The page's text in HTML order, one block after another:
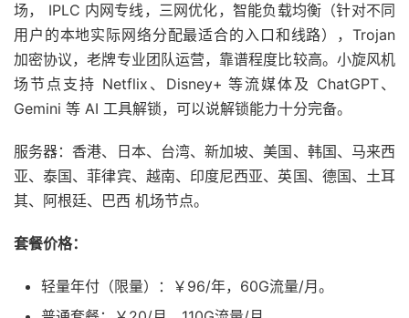
场， IPLC 内网专线，三网优化，智能负载均衡（针对不同
用户的本地实际网络分配最适合的入口和线路），Trojan
加密协议，老牌专业团队运营，靠谱程度比较高。小旋风机
场节点支持 Netflix、Disney+ 等流媒体及 ChatGPT、
Gemini 等 AI 工具解锁，可以说解锁能力十分完备。
服务器：香港、日本、台湾、新加坡、美国、韩国、马来西
亚、泰国、菲律宾、越南、印度尼西亚、英国、德国、土耳
其、阿根廷、巴西 机场节点。
套餐价格：
轻量年付（限量）：￥96/年，60G流量/月。